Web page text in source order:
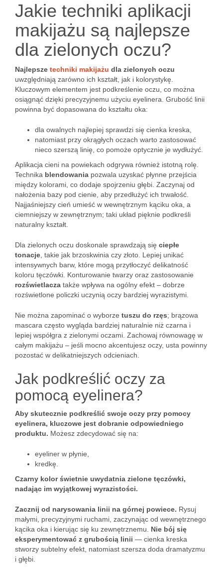
Jakie techniki aplikacji
makijażu są najlepsze
dla zielonych oczu?
Najlepsze techniki makijażu dla zielonych oczu
uwzględniają zarówno ich kształt, jak i kolorystykę.
Kluczowym elementem jest podkreślenie oczu, co można
osiągnąć dzięki precyzyjnemu użyciu eyelinera. Grubość linii
powinna być dopasowana do kształtu oka:
dla owalnych najlepiej sprawdzi się cienka kreska,
natomiast przy okrągłych oczach warto zastosować
nieco szerszą linię, co pomoże optycznie je wydłużyć.
Aplikacja cieni na powiekach odgrywa również istotną rolę.
Technika blendowania pozwala uzyskać płynne przejścia
między kolorami, co dodaje spojrzeniu głębi. Zaczynaj od
nałożenia bazy pod cienie, aby przedłużyć ich trwałość.
Najjaśniejszy cień umieść w wewnętrznym kąciku oka, a
ciemniejszy w zewnętrznym; taki układ pięknie podkreśli
naturalny kształt.
Dla zielonych oczu doskonale sprawdzają się ciepłe
tonacje , takie jak brzoskwinia czy złoto. Lepiej unikać
intensywnych barw, które mogą przytłoczyć delikatność
koloru tęczówki. Konturowanie twarzy oraz zastosowanie
rozświetlacza także wpływa na ogólny efekt – dobrze
rozświetlone policzki uczynią oczy bardziej wyrazistymi.
Nie można zapominać o wyborze tuszu do rzęs; brązowa
mascara często wygląda bardziej naturalnie niż czarna i
lepiej współgra z zielonymi oczami. Zachowaj równowagę w
całym makijażu – jeśli mocno akcentujesz oczy, usta powinny
pozostać w delikatniejszych odcieniach.
Jak podkreślić oczy za
pomocą eyelinera?
Aby skutecznie podkreślić swoje oczy przy pomocy
eyelinera, kluczowe jest dobranie odpowiedniego
produktu. Możesz zdecydować się na:
eyeliner w płynie,
kredkę.
Czarny kolor świetnie uwydatnia zielone tęczówki,
nadając im wyjątkowej wyrazistości.
Zacznij od narysowania linii na górnej powiece. Rysuj
małymi, precyzyjnymi ruchami, zaczynając od wewnętrznego
kącika oka i kierując się ku zewnętrznemu. Nie bój się
eksperymentować z grubością linii — cienka kreska
stworzy subtelny efekt, natomiast szersza doda dramatyzmu
i głębi.